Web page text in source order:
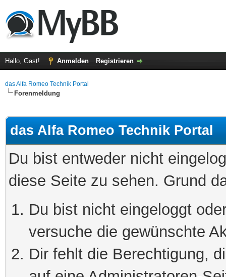
Hallo, Gast! Anmelden Registrieren
das Alfa Romeo Technik Portal
Forenmeldung
das Alfa Romeo Technik Portal
Du bist entweder nicht
diese Seite zu sehen. Grund
Du bist nicht eingeloggt
versuche die gewünschte
Dir fehlt die Berechtigung,